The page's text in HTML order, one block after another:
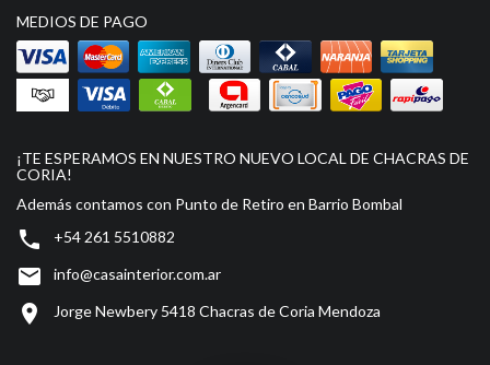
MEDIOS DE PAGO
¡TE ESPERAMOS EN NUESTRO NUEVO LOCAL DE CHACRAS DE
CORIA!
Además contamos con Punto de Retiro en Barrio Bombal
 +54 261 5510882
 info@casainterior.com.ar
 Jorge Newbery 5418 Chacras de Coria Mendoza